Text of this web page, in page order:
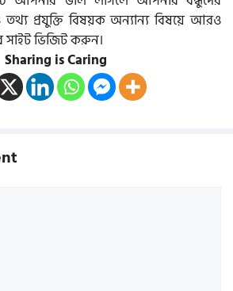
তথ্য প্রযুক্তি বিষয়ক অন্যান্য বিষয়ে আরও
ভিজিট করুন।
Sharing is Caring